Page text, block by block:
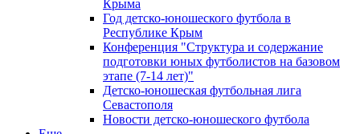
Крыма
Год детско-юношеского футбола в
Республике Крым
Конференция "Структура и содержание
подготовки юных футболистов на базовом
этапе (7-14 лет)"
Детско-юношеская футбольная лига
Севастополя
Новости детско-юношеского футбола